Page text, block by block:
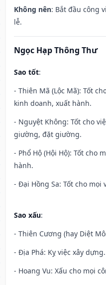
Không nên: Bắt đầu công
lễ.
Ngọc Hạp Thông Thư
Sao tốt:
- Thiên Mã (Lộc Mã): Tốt
kinh doanh, xuất hành.
- Nguyệt Không: Tốt cho
giường, đặt giường.
- Phổ Hộ (Hội Hộ): Tốt cho
hành.
- Đại Hồng Sa: Tốt cho mọi
Sao xấu:
- Thiên Cương (hay Diệt
- Địa Phá: Kỵ việc xây dựng.
- Hoang Vu: Xấu cho mọi